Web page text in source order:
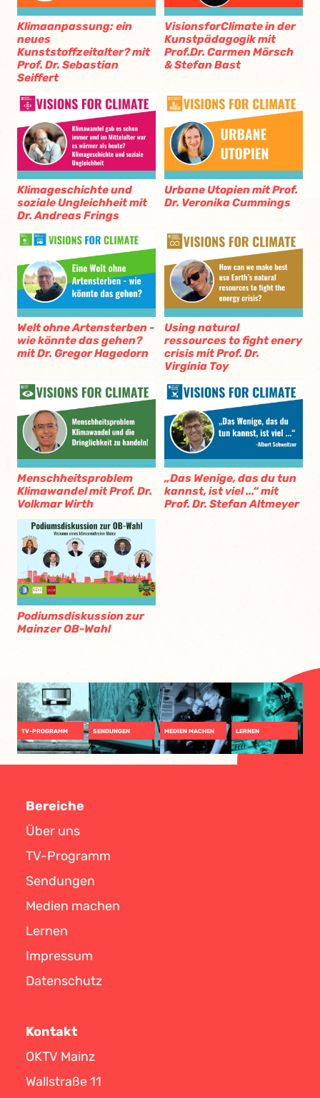
Klimaanpassung: ein
neues
Kunststoffzeitalter? mit
Prof. Dr. Sebastian
Seiffert
VisionsforClimate in der
Kunstpädagogik mit
Prof.Dr. Carmen Mörsch
& Stefan Bast
Klimageschichte und
soziale Ungleichheit mit
Dr. Andreas Frings
Urbane Utopien mit Prof.
Dr. Veronika Cummings
Welt ohne Artensterben -
wie könnte das gehen?
mit Dr. Gregor Hagedorn
Using natural
ressources to fight enery
crisis mit Prof. Dr.
Virginia Toy
Menschheitsproblem
Klimawandel mit Prof. Dr.
Volkmar Wirth
„Das Wenige, das du tun
kannst, ist viel ...“ mit
Prof. Dr. Stefan Altmeyer
Podiumsdiskussion zur
Mainzer OB-Wahl
TV-PROGRAMM SENDUNGEN MEDIEN MACHEN LERNEN
Bereiche
Über uns
TV-Programm
Sendungen
Medien machen
Lernen
Impressum
Datenschutz
Kontakt
OKTV Mainz
Wallstraße 11